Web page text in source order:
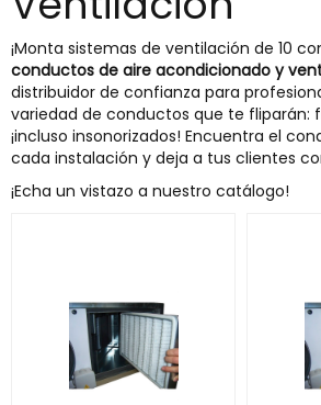
¡Monta sistemas de ventilación de 10
conductos de aire acondicionado y
distribuidor de confianza para
variedad de conductos que te fliparán:
¡incluso insonorizados! Encuentra el
cada instalación y deja a tus clientes
¡Echa un vistazo a nuestro catálogo!